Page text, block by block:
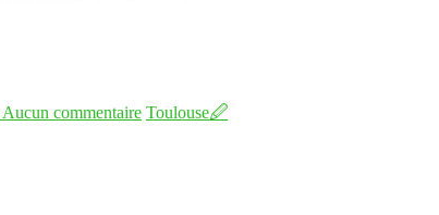
Aucun commentaire Toulouse🖉